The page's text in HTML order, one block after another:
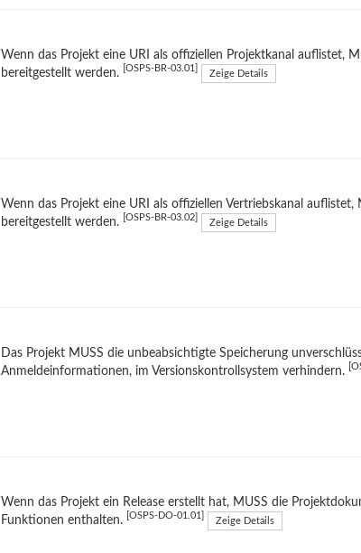
Wenn das Projekt eine URI als offiziellen Projektkanal auflistet,
bereitgestellt werden.
[OSPS-BR-03.01] Zeige Details
Wenn das Projekt eine URI als offiziellen Vertriebskanal
bereitgestellt werden.
[OSPS-BR-03.02] Zeige Details
Das Projekt MUSS die unbeabsichtigte Speicherung
Anmeldeinformationen, im Versionskontrollsystem verhindern.
Wenn das Projekt ein Release erstellt hat, MUSS die
Funktionen enthalten.
[OSPS-DO-01.01] Zeige Details